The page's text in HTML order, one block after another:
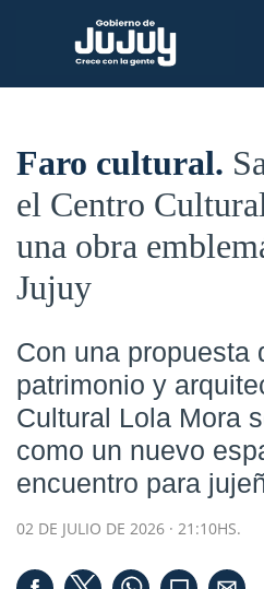
Faro cultural
el Centro
una obra
Jujuy
Con una propuesta
patrimonio y
Cultural Lola Mora
como un nuevo
encuentro para
02 DE JULIO DE 2026 · 21:10HS.